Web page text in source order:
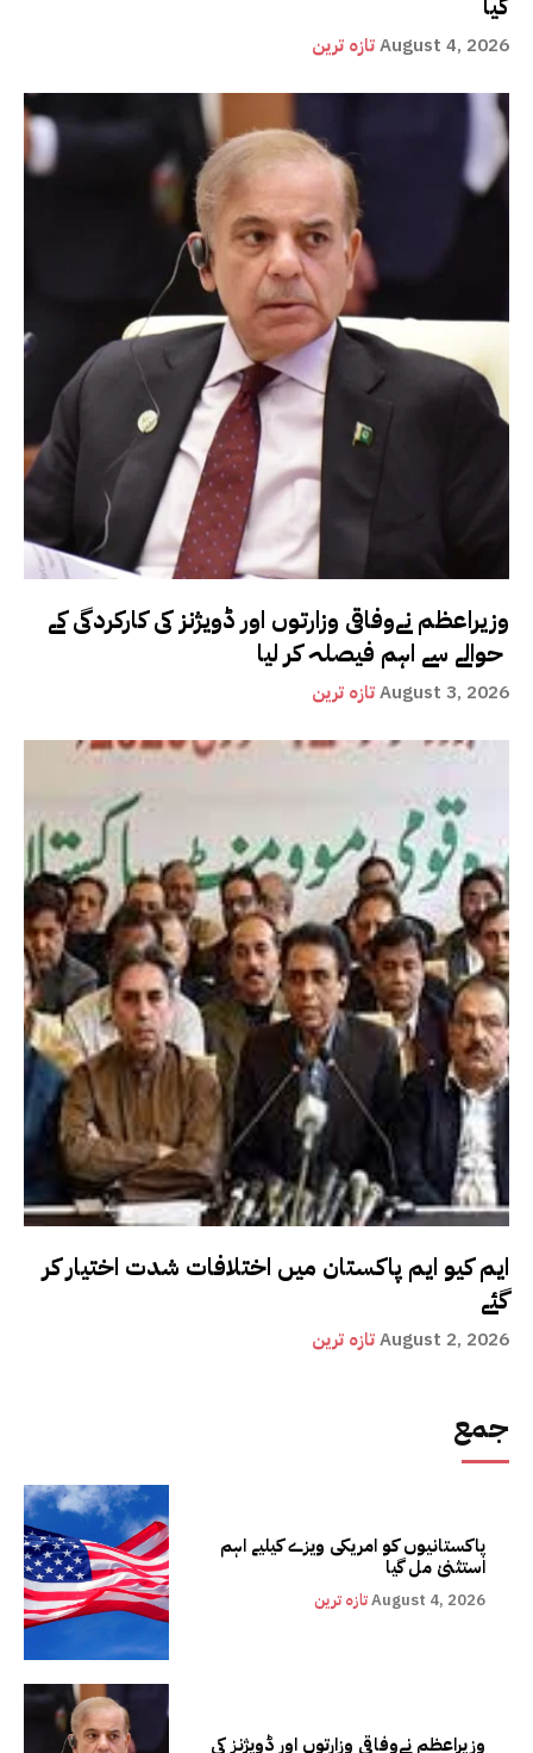
تازہ ترینAugust 4, 2026
وزیراعظم نےوفاقی وزارتوں اور ڈویژنز کی کارکردگی کے
تازہ ترینAugust 3, 2026
ایم کیو ایم پاکستان میں اختلافات شدت اختیار کر
گئے
تازہ ترینAugust 2, 2026
جمع
پاکستانیوں کو امریکی ویزے کیلیے اہم
استثنیٰ مل گیا
تازہ ترینAugust 4, 2026
وزیراعظم نےوفاقی وزارتوں اور ڈویژنز کی